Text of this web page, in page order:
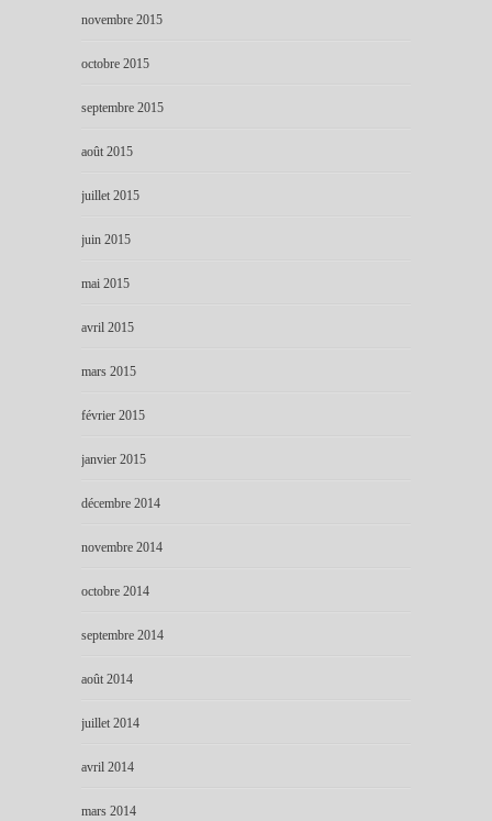
novembre 2015
octobre 2015
septembre 2015
août 2015
juillet 2015
juin 2015
mai 2015
avril 2015
mars 2015
février 2015
janvier 2015
décembre 2014
novembre 2014
octobre 2014
septembre 2014
août 2014
juillet 2014
avril 2014
mars 2014